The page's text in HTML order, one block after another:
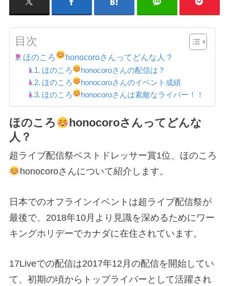
目次
ほのころ honocoroさんってどんな人？
ほのころ
honocoroさんの配信は？
ほのころ
honocoroさんのイベント成績
ほのころ
honocoroさんは素敵なライバー！！
ほのころ
honocoroさんってどんな
人？
超ライブ配信祭ベストドレッサー賞1位、ほのころ
honocoroさんについて紹介します。
日本でのオフラインイベントは超ライブ配信祭が
最後で、2018年10月より見識を深めるためにワー
キングホリデーでカナダに在住されています。
17Liveでの配信は2017年12月の配信を開始してい
て、初期の頃からトップライバーとして活躍され